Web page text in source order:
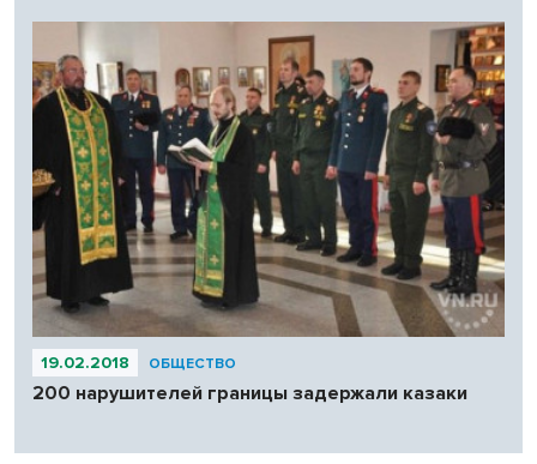
19.02.2018 ОБЩЕСТВО
200 нарушителей границы задержали казаки